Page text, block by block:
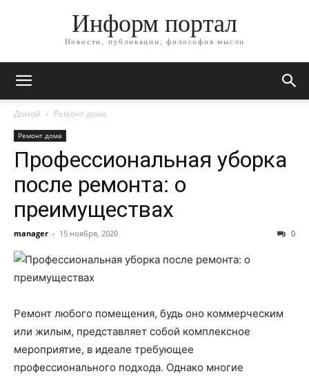
Информ портал
Новости, публикации, философия мысли
Домой Ремонт дома
Ремонт дома
Профессиональная уборка
после ремонта: о
преимуществах
manager - 15 ноября, 2020 0
Ремонт любого помещения, будь оно коммерческим
или жилым, представляет собой комплексное
мероприятие, в идеале требующее
профессионального подхода. Однако многие